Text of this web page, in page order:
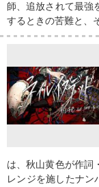
師、追放されて最強
するときの苦難と、
は、秋山黄色が作詞
レンジを施したナン